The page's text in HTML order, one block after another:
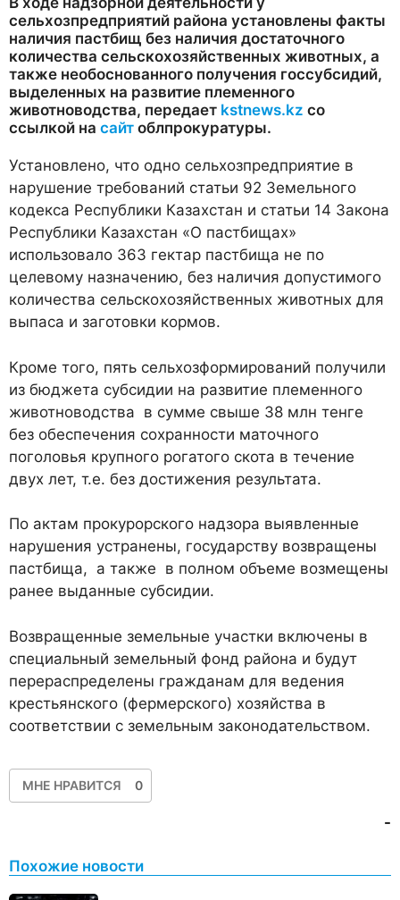
сельхозпредприятий района установлены факты
наличия пастбищ без наличия достаточного
количества сельскохозяйственных животных, а
также необоснованного получения госсубсидий,
выделенных на развитие племенного
животноводства, передает kstnews.kz со
ссылкой на сайт облпрокуратуры.
Установлено, что одно сельхозпредприятие в
нарушение требований статьи 92 Земельного
кодекса Республики Казахстан и статьи 14 Закона
Республики Казахстан «О пастбищах»
использовало 363 гектар пастбища не по
целевому назначению, без наличия допустимого
количества сельскохозяйственных животных для
выпаса и заготовки кормов.
Кроме того, пять сельхозформирований получили
из бюджета субсидии на развитие племенного
животноводства в сумме свыше 38 млн тенге
без обеспечения сохранности маточного
поголовья крупного рогатого скота в течение
двух лет, т.е. без достижения результата.
По актам прокурорского надзора выявленные
нарушения устранены, государству возвращены
пастбища, а также в полном объеме возмещены
ранее выданные субсидии.
Возвращенные земельные участки включены в
специальный земельный фонд района и будут
перераспределены гражданам для ведения
крестьянского (фермерского) хозяйства в
соответствии с земельным законодательством.
МНЕ НРАВИТСЯ 0
-
Похожие новости